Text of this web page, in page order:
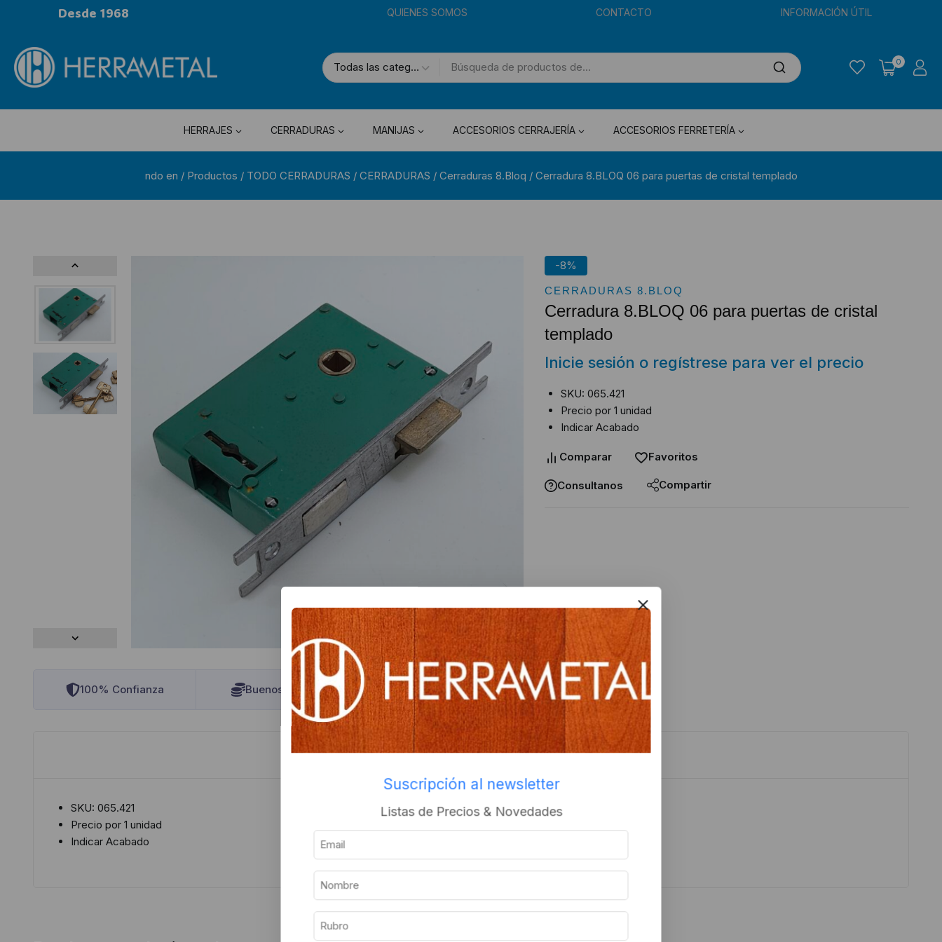
Desde 1968 QUIENES SOMOS CONTACTO INFORMACIÓN ÚTIL
0
HERRAJES CERRADURAS MANIJAS ACCESORIOS CERRAJERÍA ACCESORIOS FERRETERÍA
ndo en / Productos / TODO CERRADURAS / CERRADURAS / Cerraduras 8.Bloq / Cerradura 8.BLOQ 06 para puertas de cristal templado
100% Confianza Buenos Precios Envios a todo el pais
-8%
CERRADURAS 8.BLOQ
Cerradura 8.BLOQ 06 para puertas de cristal
templado
Inicie sesión o regístrese para ver el precio
SKU: 065.421
Precio por 1 unidad
Indicar Acabado
Comparar Favoritos
Consultanos Compartir
Descripción Información adicional
SKU: 065.421
Precio por 1 unidad
Indicar Acabado
Suscripción al newsletter
Listas de Precios & Novedades